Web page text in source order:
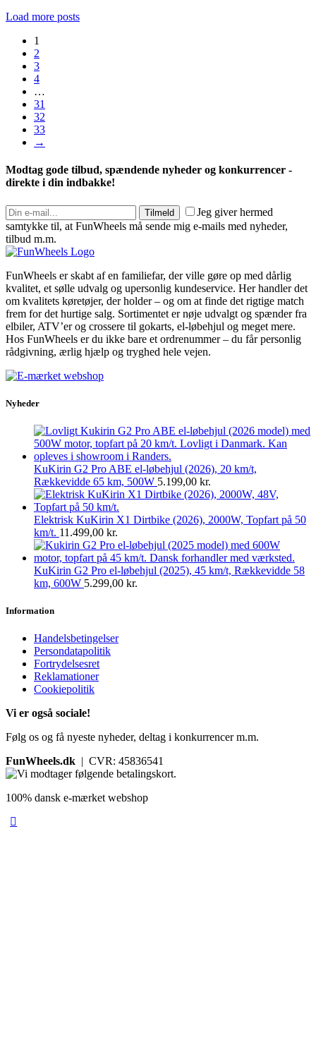
Load more posts
1
2
3
4
…
31
32
33
→
Modtag gode tilbud, spændende nyheder og konkurrencer -
direkte i din indbakke!
Tilmeld
Jeg giver hermed
samtykke til, at FunWheels må sende mig e-mails med nyheder,
tilbud m.m.
FunWheels er skabt af en familiefar, der ville gøre op med dårlig
kvalitet, et sølle udvalg og upersonlig kundeservice. Her handler det
om kvalitets køretøjer, der holder – og om at finde det rigtige match
frem for det hurtige salg. Sortimentet er nøje udvalgt og spænder fra
elbiler, ATV’er og crossere til gokarts, el-løbehjul og meget mere.
Hos FunWheels er du ikke bare et ordrenummer – du får personlig
rådgivning, ærlig hjælp og tryghed hele vejen.
Nyheder
KuKirin G2 Pro ABE el-løbehjul (2026), 20 km/t,
Rækkevidde 65 km, 500W 5.199,00 kr.
Elektrisk KuKirin X1 Dirtbike (2026), 2000W, Topfart på 50
km/t. 11.499,00 kr.
KuKirin G2 Pro el-løbehjul (2025), 45 km/t, Rækkevidde 58
km, 600W 5.299,00 kr.
Information
Handelsbetingelser
Persondatapolitik
Fortrydelsesret
Reklamationer
Cookiepolitik
Vi er også sociale!
Følg os og få nyeste nyheder, deltag i konkurrencer m.m.
FunWheels.dk | CVR: 45836541
100% dansk e-mærket webshop